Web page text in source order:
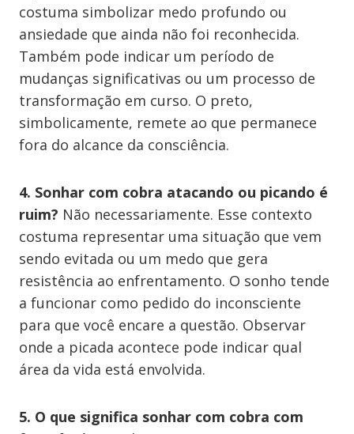
costuma simbolizar medo profundo ou
ansiedade que ainda não foi reconhecida.
Também pode indicar um período de
mudanças significativas ou um processo de
transformação em curso. O preto,
simbolicamente, remete ao que permanece
fora do alcance da consciência.
4. Sonhar com cobra atacando ou picando é
ruim? Não necessariamente. Esse contexto
costuma representar uma situação que vem
sendo evitada ou um medo que gera
resistência ao enfrentamento. O sonho tende
a funcionar como pedido do inconsciente
para que você encare a questão. Observar
onde a picada acontece pode indicar qual
área da vida está envolvida.
5. O que significa sonhar com cobra com